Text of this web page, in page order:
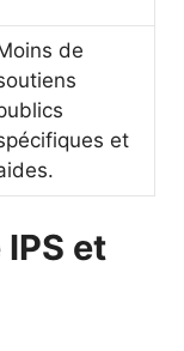
de
et
et